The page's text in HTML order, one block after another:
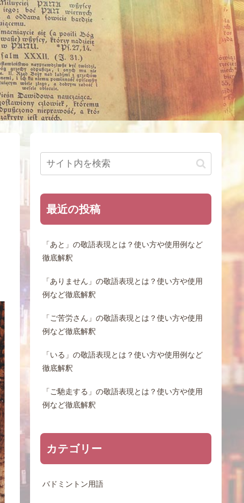
最近の投稿
「あと」の敬語表現とは？使い方や使用例など
徹底解釈
「ありません」の敬語表現とは？使い方や使用
例など徹底解釈
「ご苦労さん」の敬語表現とは？使い方や使用
例など徹底解釈
「いる」の敬語表現とは？使い方や使用例など
徹底解釈
「ご馳走する」の敬語表現とは？使い方や使用
例など徹底解釈
カテゴリー
バドミントン用語